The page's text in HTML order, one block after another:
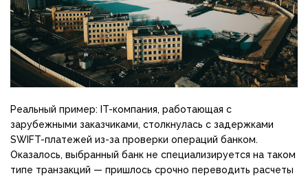
Реальный пример: IT-компания, работающая с
зарубежными заказчиками, столкнулась с задержками
SWIFT-платежей из-за проверки операций банком.
Оказалось, выбранный банк не специализируется на таком
типе транзакций — пришлось срочно переводить расчеты